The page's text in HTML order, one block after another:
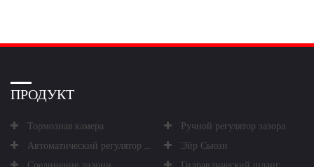
ПРОДУКТ
Тормозная камера
Ручной регулятор зазора
Автоматический регулятор зазора
Эйр Сьюзи